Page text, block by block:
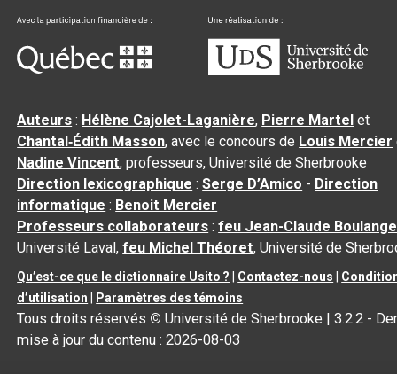
Auteurs : Hélène Cajolet-Laganière, Pierre Martel et
Chantal‑Édith Masson, avec le concours de Louis Mercier
Nadine Vincent, professeurs, Université de Sherbrooke
Direction lexicographique :Serge D’Amico - Direction
informatique : Benoit Mercier
Professeurs collaborateurs :feu Jean-Claude
Université Laval,feu Michel Théoret, Université de
Qu’est-ce que le dictionnaire Usito ? Contactez-nous
d’utilisation
Paramètres des témoins
Tous droits réservés © Université de Sherbrooke |3.2.2 -
mise à jour du contenu :2026-08-03